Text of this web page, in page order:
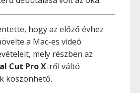
hogy az előző évhez
a Mac-es videó
mely részben az
Cut Pro X-ről váltó
köszönhető.